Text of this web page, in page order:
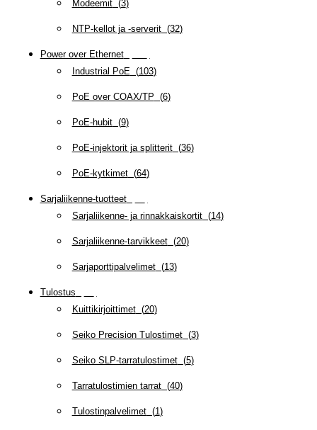
Modeemit(3)
NTP-kellot ja -serverit(32)
Power over Ethernet(
Industrial PoE (103)
PoE over COAX/TP (6)
PoE-hubit(9)
PoE-injektorit ja splitterit(36)
PoE-kytkimet(64)
Sarjaliikenne-tuotteet(
Sarjaliikenne- ja rinnakkaiskortit(14)
Sarjaliikenne-tarvikkeet(20)
Sarjaporttipalvelimet(13)
Tulostus
Kuittikirjoittimet(20)
Seiko Precision Tulostimet(3)
Seiko SLP-tarratulostimet(5)
Tarratulostimien tarrat(40)
Tulostinpalvelimet(1 )